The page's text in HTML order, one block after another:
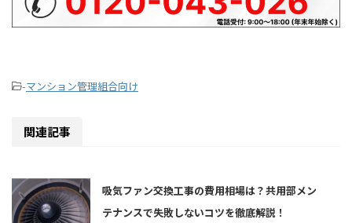
-マンション管理組合向け
関連記事
吸気ファン交換工事の費用相場は？共用部メン
テナンスで失敗しないコツを徹底解説！